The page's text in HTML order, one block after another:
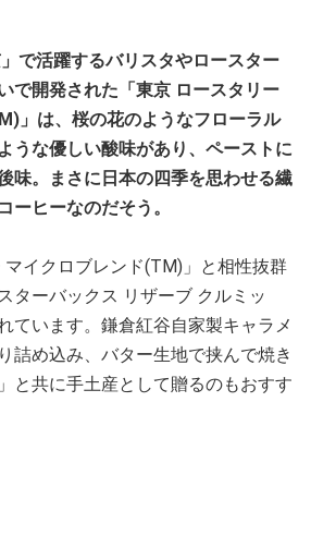
」で活躍するバリスタやロースター
で開発された「東京 ロースタリー
」は、桜の花のようなフローラル
うな優しい酸味があり、ペーストに
味。まさに日本の四季を思わせる繊
ーヒーなのだそう。
マイクロブレンド(TM)」と相性抜群
ターバックス リザーブ クルミッ
ています。鎌倉紅谷自家製キャラメ
詰め込み、バター生地で挟んで焼き
と共に手土産として贈るのもおすす